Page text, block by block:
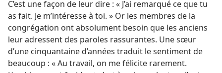
C’est une façon de leur dire : « J’ai remarqué ce que tu
as fait. Je m’intéresse à toi. » Or les membres de la
congrégation ont absolument besoin que les anciens
leur adressent des paroles rassurantes. Une sœur
d’une cinquantaine d’années traduit le sentiment de
beaucoup : « Au travail, on me félicite rarement.